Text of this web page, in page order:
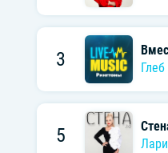
3
5